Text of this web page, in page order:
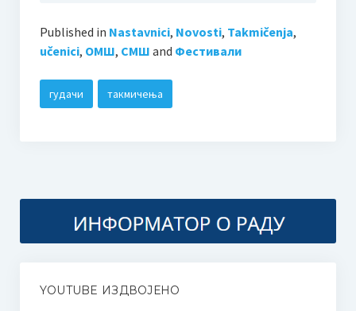
Published in Nastavnici, Novosti, Takmičenja,
učenici, ОМШ, СМШ and Фестивали
гудачи такмичења
YOUTUBE ИЗДВОЈЕНО